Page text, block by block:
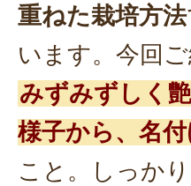
重ねた栽培方法
います。今回ご
みずみずしく
様子から、名付
こと。しっか